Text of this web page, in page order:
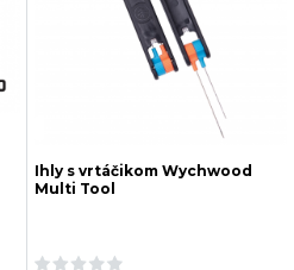
Ihly s vrtáčikom Wychwood
Multi Tool